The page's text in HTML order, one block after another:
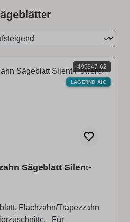
495347-62
LAGERND AIC
Sägeblatt Silent-
Flachzahn/Trapezzahn
Für